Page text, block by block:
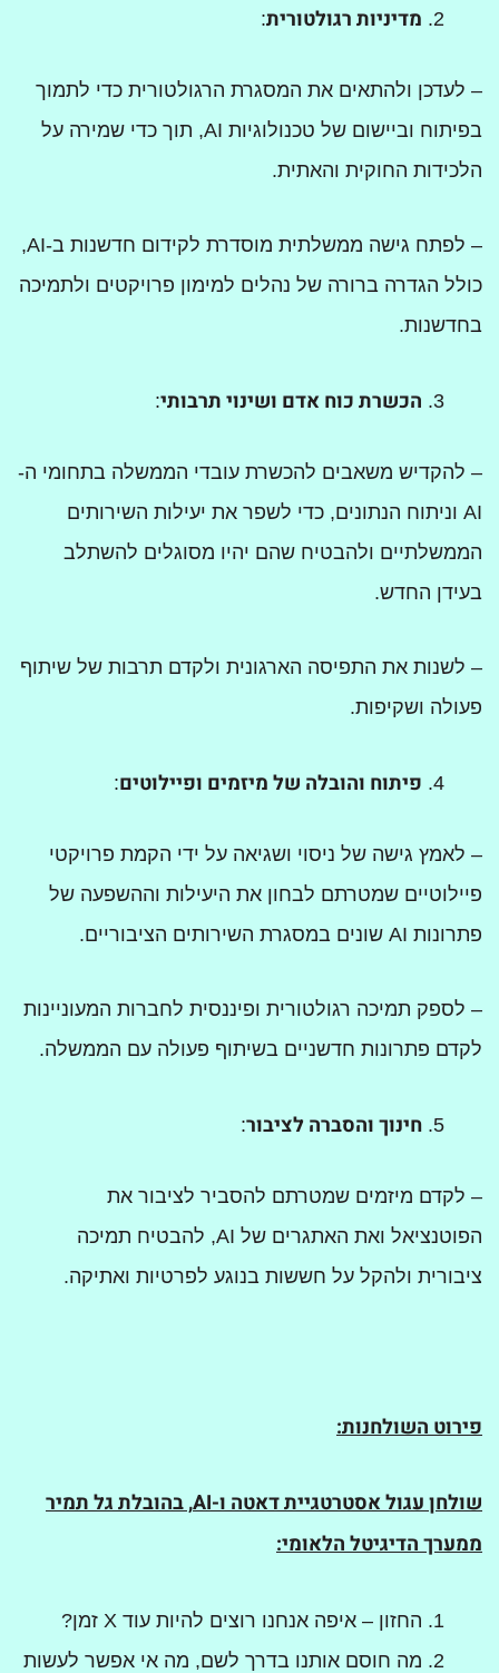
מדיניות רגולטורית:
– לעדכן ולהתאים את המסגרת הרגולטורית כדי לתמוך
בפיתוח וביישום של טכנולוגיות AI, תוך כדי שמירה על
הלכידות החוקית והאתית.
– לפתח גישה ממשלתית מוסדרת לקידום חדשנות ב-AI,
כולל הגדרה ברורה של נהלים למימון פרויקטים ולתמיכה
בחדשנות.
הכשרת כוח אדם ושינוי תרבותי:
– להקדיש משאבים להכשרת עובדי הממשלה בתחומי ה-
AI וניתוח הנתונים, כדי לשפר את יעילות השירותים
הממשלתיים ולהבטיח שהם יהיו מסוגלים להשתלב
בעידן החדש.
– לשנות את התפיסה הארגונית ולקדם תרבות של שיתוף
פעולה ושקיפות.
פיתוח והובלה של מיזמים ופיילוטים:
– לאמץ גישה של ניסוי ושגיאה על ידי הקמת פרויקטי
פיילוטיים שמטרתם לבחון את היעילות וההשפעה של
פתרונות AI שונים במסגרת השירותים הציבוריים.
– לספק תמיכה רגולטורית ופיננסית לחברות המעוניינות
לקדם פתרונות חדשניים בשיתוף פעולה עם הממשלה.
חינוך והסברה לציבור:
– לקדם מיזמים שמטרתם להסביר לציבור את
הפוטנציאל ואת האתגרים של AI, להבטיח תמיכה
ציבורית ולהקל על חששות בנוגע לפרטיות ואתיקה.
פירוט השולחנות:
שולחן עגול אסטרטגיית דאטה ו-AI, בהובלת גל תמיר
ממערך הדיגיטל הלאומי:
החזון – איפה אנחנו רוצים להיות עוד X זמן?
מה חוסם אותנו בדרך לשם, מה אי אפשר לעשות